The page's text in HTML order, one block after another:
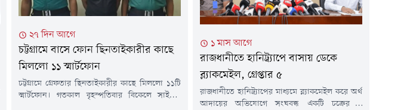
২৭ দিন আগে
চট্টগ্রামে বাসে ফোন ছিনতাইকারীর কাছে
মিললো ১১ স্মার্টফোন
চট্টগ্রামে গ্রেফতার ছিনতাইকারীর কাছে মিললো ১১টি
স্মার্টফোন। গতকাল বৃহস্পতিবার বিকেলে সাইফুল
১ মাস আগে
রাজধানীতে হানিট্র্যাপে বাসায় ডেকে
ব্ল্যাকমেইল, গ্রেপ্তার ৫
রাজধানীতে হানিট্র্যাপের মাধ্যমে ব্ল্যাকমেইল করে অর্থ
আদায়ের অভিযোগে সংঘবদ্ধ একটি চক্রের ৫